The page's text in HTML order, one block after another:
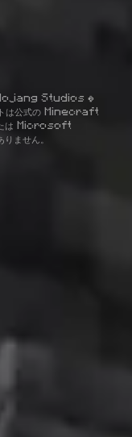
Mojang Studios ©
トは公式の Minecraft
は Microsoft
ません。